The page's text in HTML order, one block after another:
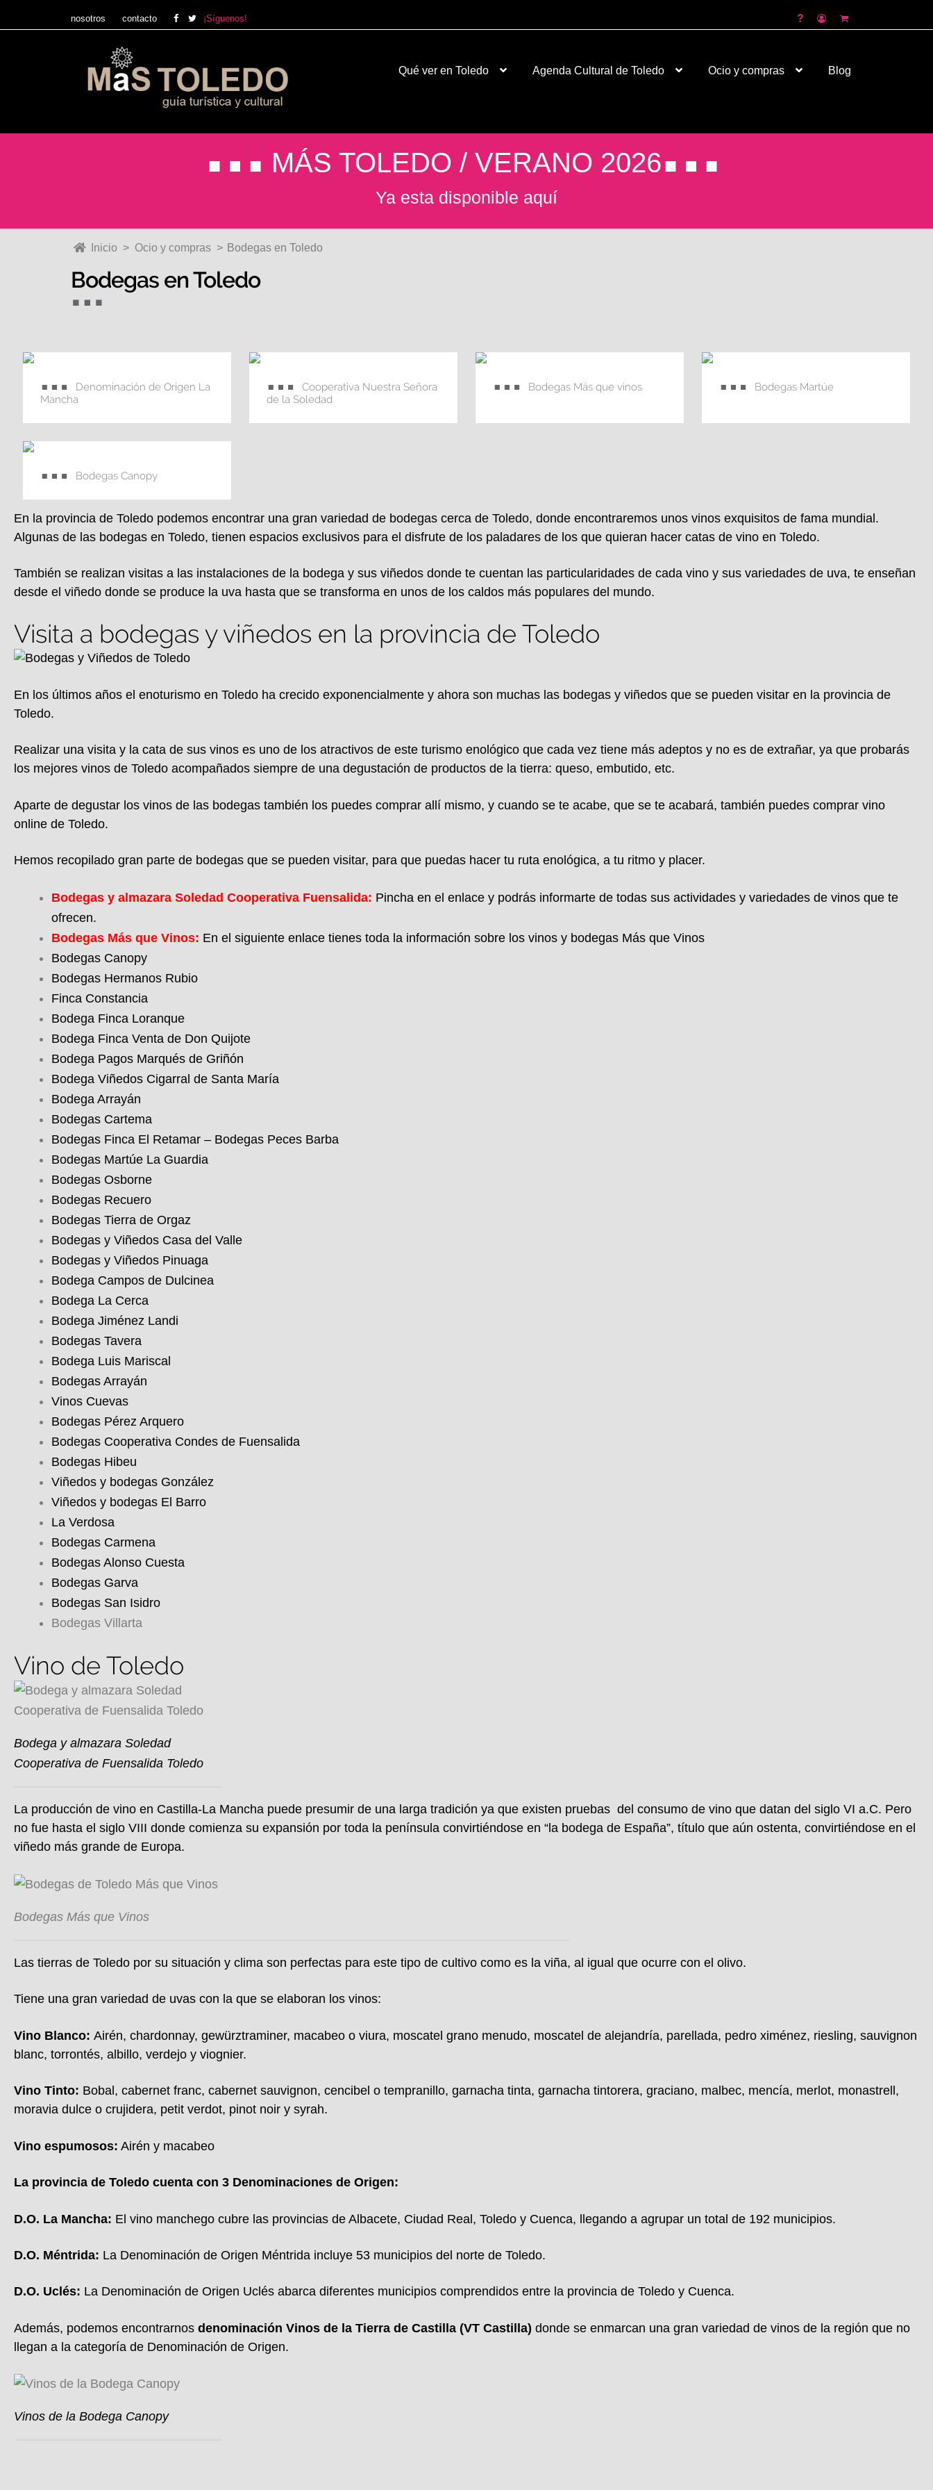
nosotros contacto ¡Síguenos!
contenido
Qué ver en Toledo Agenda Cultural de Toledo Ocio y compras Blog
MÁS TOLEDO / VERANO 2026
Ya esta disponible aquí
Inicio > Ocio y compras > Bodegas en Toledo
Bodegas en Toledo
Denominación de Origen La
Mancha
Cooperativa Nuestra Señora
de la Soledad
Bodegas Más que vinos Bodegas Martúe
Bodegas Canopy
En la provincia de Toledo podemos encontrar una gran variedad de bodegas cerca deToledo, donde encontraremos unos vinos exquisitos de fama mundial.
Algunas de las bodegas en Toledo, tienen espacios exclusivos para el disfrute de los paladares de los que quieran hacer catas de vino en Toledo.
También se realizan visitas a las instalaciones de la bodega y sus viñedos donde te cuentan las particularidades de cada vino y sus variedades de uva, te enseñan
desde el viñedo donde se produce la uva hasta que se transforma en unos de los caldos más populares del mundo.
Visita a bodegas y viñedos en la provincia de Toledo
En los últimos años el enoturismo en Toledo ha crecido exponencialmente y ahora son muchas las bodegas y viñedos que se pueden visitar en la provincia de
Toledo.
Realizar una visita y la cata de sus vinos es uno de los atractivos de este turismo enológico que cada vez tiene más adeptos y no es de extrañar, ya que probarás
los mejores vinos de Toledo acompañados siempre de una degustación de productos de la tierra: queso, embutido, etc.
Aparte de degustar los vinos de las bodegas también los puedes comprar allí mismo, y cuando se te acabe, que se te acabará, también puedes comprar vino
online de Toledo.
Hemos recopilado gran parte de bodegas que se pueden visitar, para que puedas hacer tu ruta enológica, a tu ritmo y placer.
Bodegas y almazara Soledad Cooperativa Fuensalida: Pincha en el enlace y podrás informarte de todas sus actividades y variedades de vinos que te
ofrecen.
Bodegas Más que Vinos: En el siguiente enlace tienes toda la información sobre los vinos y bodegas Más que Vinos
Bodegas Canopy
Bodegas Hermanos Rubio
Finca Constancia
Bodega Finca Loranque
Bodega Finca Venta de Don Quijote
Bodega Pagos Marqués de Griñón
Bodega Viñedos Cigarral de Santa María
Bodega Arrayán
Bodegas Cartema
Bodegas Finca El Retamar – Bodegas Peces Barba
Bodegas Martúe La Guardia
Bodegas Osborne
Bodegas Recuero
Bodegas Tierra de Orgaz
Bodegas y Viñedos Casa del Valle
Bodegas y Viñedos Pinuaga
Bodega Campos de Dulcinea
Bodega La Cerca
Bodega Jiménez Landi
Bodegas Tavera
Bodega Luis Mariscal
Bodegas Arrayán
Vinos Cuevas
Bodegas Pérez Arquero
Bodegas Cooperativa Condes de Fuensalida
Bodegas Hibeu
Viñedos y bodegas González
Viñedos y bodegas El Barro
La Verdosa
Bodegas Carmena
Bodegas Alonso Cuesta
Bodegas Garva
Bodegas San Isidro
Bodegas Villarta
Vino de Toledo
Bodega y almazara Soledad
Cooperativa de Fuensalida Toledo
La producción de vino en Castilla-La Mancha puede presumir de una larga tradición ya que existen pruebas del consumo de vino que datan del siglo VI a.C. Pero
no fue hasta el siglo VIII donde comienza su expansión por toda la península convirtiéndose en “la bodega de España”, título que aún ostenta, convirtiéndose en el
viñedo más grande de Europa.
Bodegas Más que Vinos
Las tierras de Toledo por su situación y clima son perfectas para este tipo de cultivo como es la viña, al igual que ocurre con el olivo.
Tiene una gran variedad de uvas con la que se elaboran los vinos:
Vino Blanco:Airén, chardonnay, gewürztraminer, macabeo o viura, moscatel grano menudo, moscatel de alejandría, parellada, pedro ximénez, riesling, sauvignon
blanc, torrontés, albillo, verdejo y viognier.
Vino Tinto: Bobal, cabernet franc, cabernet sauvignon,cencibel o tempranillo, garnacha tinta, garnacha tintorera, graciano, malbec, mencía, merlot, monastrell,
moravia dulce o crujidera, petit verdot, pinot noir y syrah.
Vino espumosos: Airén y macabeo
La provincia de Toledo cuenta con 3 Denominaciones de Origen:
D.O. La Mancha: El vino manchego cubre las provincias de Albacete, Ciudad Real, Toledo y Cuenca, llegando a agrupar un total de 192 municipios.
D.O. Méntrida: La Denominación de Origen Méntrida incluye 53 municipios del norte de Toledo.
D.O. Uclés: La Denominación de Origen Uclés abarca diferentes municipios comprendidos entre la provincia de Toledo y Cuenca.
Además, podemos encontrarnosdenominación Vinos de la Tierra de Castilla (VT Castilla) donde se enmarcan una gran variedad de vinos de la región que no
llegan a la categoría de Denominación de Origen.
Vinos de la Bodega Canopy